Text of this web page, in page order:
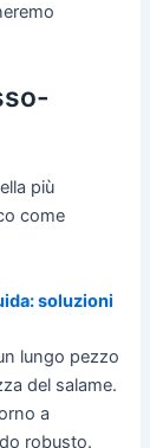
più
come
soluzioni
lungo pezzo
del salame.
a
robusto.